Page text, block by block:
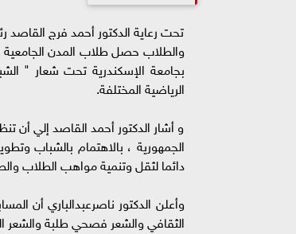
تحت رعاية الدكتور أحمد فرج القاصد
والطلاب حصل طلاب المدن الجامعية
الرياضية المختلفة.
و أشار الدكتور أحمد القاصد إلي أن
الجمهورية ، بالاهتمام بالشباب
دائما لثقل وتنمية مواهب الطلاب
وأعلن الدكتور ناصرعبدالباري أن
الثقافي والشعر فصحي طلبة والشعر